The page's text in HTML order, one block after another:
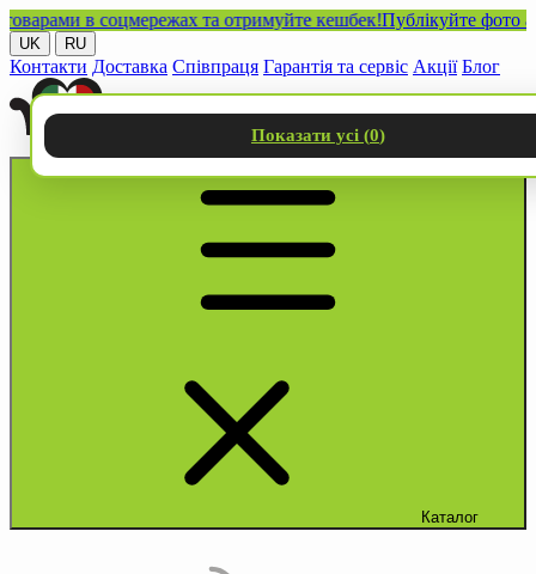
в соцмережах та отримуйте кешбек!Публікуйте фото або
UK RU
Контакти Доставка Співпраця Гарантія та сервіс Акції Блог
Каталог
Показати усі (0)